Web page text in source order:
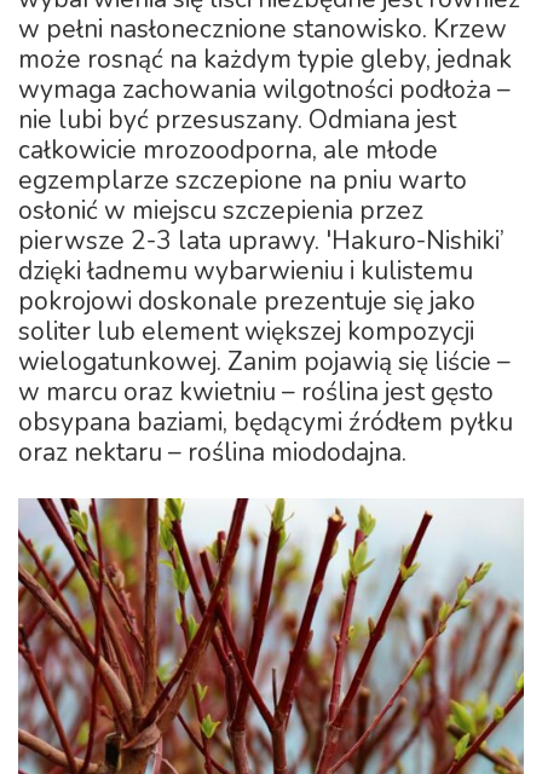
w pełni nasłonecznione stanowisko. Krzew
może rosnąć na każdym typie gleby, jednak
wymaga zachowania wilgotności podłoża –
nie lubi być przesuszany. Odmiana jest
całkowicie mrozoodporna, ale młode
egzemplarze szczepione na pniu warto
osłonić w miejscu szczepienia przez
pierwsze 2-3 lata uprawy. 'Hakuro-Nishiki’
dzięki ładnemu wybarwieniu i kulistemu
pokrojowi doskonale prezentuje się jako
soliter lub element większej kompozycji
wielogatunkowej. Zanim pojawią się liście –
w marcu oraz kwietniu – roślina jest gęsto
obsypana baziami, będącymi źródłem pyłku
oraz nektaru – roślina miododajna.